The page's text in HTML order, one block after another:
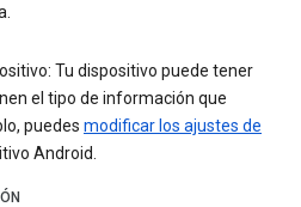
Tu dispositivo puede tener
el tipo de información que
puedes modificar los ajustes de
Android.